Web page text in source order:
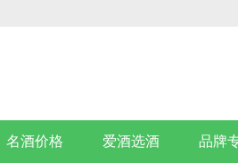
名酒价格 爱酒选酒 品牌